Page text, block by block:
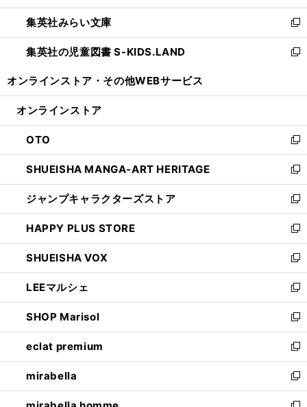
開
く
ウ
で
開
く
ン
ド
ウ
で
ウ
ィ
ン
ド
開
集英社みらい文庫
新
し
い
ン
ウ
で
開
く
集英社の児童図書 S-KIDS.LAND
新
ウ
ン
ド
ウ
で
開
く
オンラインストア・ その他WEBサービス
オンラインストア
OTO
新
し
い
ウ
ィ
ン
ド
ウ
で
開
く
SHUEISHA MANGA-ART HERITAGE
新
し
い
ウ
ィ
ン
ド
ウ
で
開
く
ジャンプキャラクターズストア
新
し
い
ウ
ィ
ン
ド
ウ
で
開
く
HAPPY PLUS STORE
新
し
い
ウ
ィ
ン
ド
ウ
で
開
く
SHUEISHA VOX
新
し
い
ウ
ィ
ン
ド
ウ
で
開
LEEマルシェ
新
し
い
ウ
ィ
ン
ド
ウ
SHOP Marisol
新
し
い
ウ
ィ
ン
eclat premium
新
し
い
ウ
mirabella
新
し